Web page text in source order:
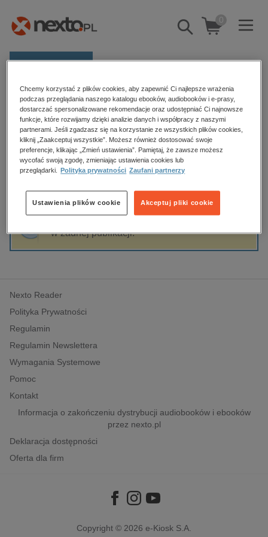
Pokaż/schowaj
wyszukiwarkę
0
E-prasa
Kategorie
Zobacz wszystkie E-prasa
budownictwo, aranżacja wnętrz
biznesowe, branżowe, gospodarka
edukacja
hobby, sport, rozrywka
komputery, internet, technologie, informatyka
polityka, społeczno-informacyjne
psychologiczne
inne
popularno-naukowe
historia
Strona główna Mona Ozouf
Mona Ozouf
Sortowanie Filtrowanie
w żadnej publikacji.
Nexto Reader
Polityka Prywatności
Regulamin
Regulamin Newslettera
Wymagania Systemowe
Pomoc
Kontakt
Informacja o zakończeniu dystrybucji audiobooków i ebooków
przez nexto.pl
Deklaracja dostępności
Oferta dla firm
Copyright © 2026 e-Kiosk S.A.
Chcemy korzystać z plików cookies, aby zapewnić Ci najlepsze wrażenia
podczas przeglądania naszego katalogu ebooków, audiobooków i e-prasy,
dostarczać spersonalizowane rekomendacje oraz udostępniać Ci najnowsze
funkcje, które rozwijamy dzięki analizie danych i współpracy z naszymi
partnerami. Jeśli zgadzasz się na korzystanie ze wszystkich plików cookies,
kliknij „Zaakceptuj wszystkie”. Możesz również dostosować swoje
preferencje, klikając „Zmień ustawienia”. Pamiętaj, że zawsze możesz
wycofać swoją zgodę, zmieniając ustawienia cookies lub
przeglądarki.
Polityka prywatności Zaufani partnerzy
Akceptuj pliki cookie
Ustawienia plików cookie